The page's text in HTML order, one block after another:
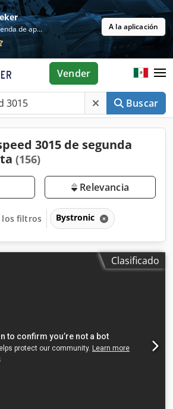
Gratis en la tienda de aplicaciones A la aplicación
Buscar
Vender
3015 de segunda
(156)
Relevancia
los filtros Bystronic
Clasificado